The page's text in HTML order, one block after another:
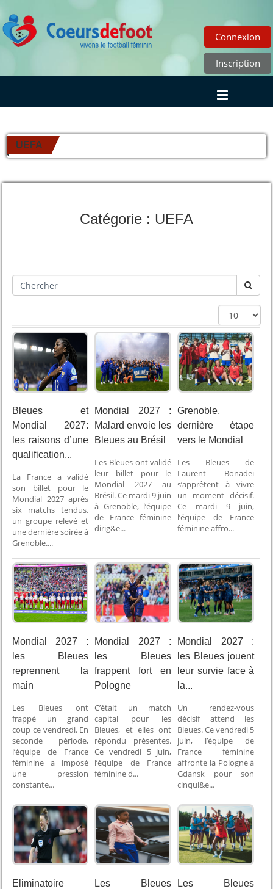
Connexion
Inscription
UEFA
Catégorie : UEFA
Bleues et
Mondial 2027:
les raisons d’une
qualification...
La France a validé
son billet pour le
Mondial 2027 après
six matchs tendus,
un groupe relevé et
une dernière soirée à
Grenoble....
Mondial 2027 :
Malard envoie les
Bleues au Brésil
Les Bleues ont validé
leur billet pour le
Mondial 2027 au
Brésil. Ce mardi 9 juin
à Grenoble, l’équipe
de France féminine
dirig&e...
Grenoble,
dernière étape
vers le Mondial
Les Bleues de
Laurent Bonadeï
s’apprêtent à vivre
un moment décisif.
Ce mardi 9 juin,
l’équipe de France
féminine affro...
Mondial 2027 :
les Bleues
reprennent la
main
Les Bleues ont
frappé un grand
coup ce vendredi. En
seconde période,
l’équipe de France
féminine a imposé
une pression
constante...
Mondial 2027 :
les Bleues
frappent fort en
Pologne
C’était un match
capital pour les
Bleues, et elles ont
répondu présentes.
Ce vendredi 5 juin,
l’équipe de France
féminine d...
Mondial 2027 :
les Bleues jouent
leur survie face à
la...
Un rendez-vous
décisif attend les
Bleues. Ce vendredi 5
juin, l’équipe de
France féminine
affronte la Pologne à
Gdansk pour son
cinqui&e...
Eliminatoire
Les Bleues
Les Bleues